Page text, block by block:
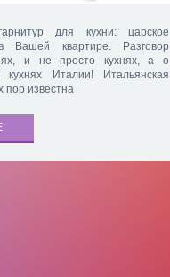
для кухни: царское
Вашей квартире. Разговор
и не просто кухнях, а о
кухнях Италии! Итальянская
пор известна